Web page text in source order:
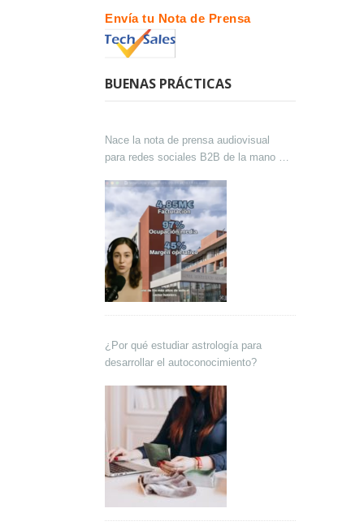
Envía tu Nota de Prensa
BUENAS PRÁCTICAS
Nace la nota de prensa audiovisual
para redes sociales B2B de la mano de
¿Por qué estudiar astrología para
desarrollar el autoconocimiento?